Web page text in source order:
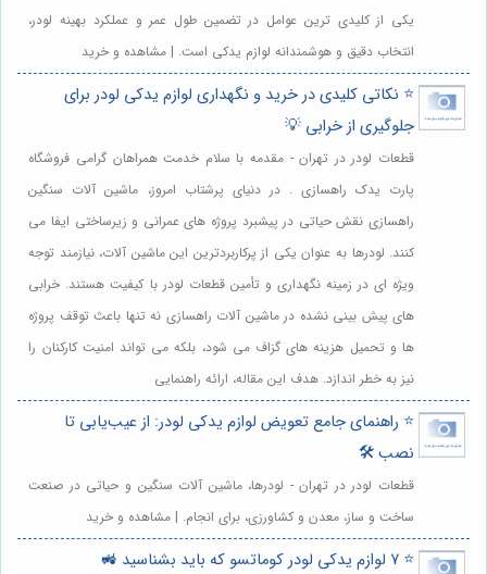
یکی از کلیدی ترین عوامل در تضمین طول عمر و عملکرد بهینه لودر،
انتخاب دقیق و هوشمندانه لوازم یدکی است. | مشاهده و خرید
⭐️ نکاتی کلیدی در خرید و نگهداری لوازم یدکی لودر برای
جلوگیری از خرابی 💡
قطعات لودر در تهران - مقدمه با سلام خدمت همراهان گرامی فروشگاه
پارت یدک راهسازی . در دنیای پرشتاب امروز، ماشین آلات سنگین
راهسازی نقش حیاتی در پیشبرد پروژه های عمرانی و زیرساختی ایفا می
کنند. لودرها به عنوان یکی از پرکاربردترین این ماشین آلات، نیازمند توجه
ویژه ای در زمینه نگهداری و تأمین قطعات لودر با کیفیت هستند. خرابی
های پیش بینی نشده در ماشین آلات راهسازی نه تنها باعث توقف پروژه
ها و تحمیل هزینه های گزاف می شود، بلکه می تواند امنیت کارکنان را
نیز به خطر اندازد. هدف این مقاله، ارائه راهنمایی
⭐️ راهنمای جامع تعویض لوازم یدکی لودر: از عیب‌یابی تا
نصب 🛠️
قطعات لودر در تهران - لودرها، ماشین آلات سنگین و حیاتی در صنعت
ساخت و ساز، معدن و کشاورزی، برای انجام. | مشاهده و خرید
⭐️ 7 لوازم یدکی لودر کوماتسو که باید بشناسید 🚜